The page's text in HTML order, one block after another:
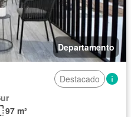
Departamento
Destacado
97 m²